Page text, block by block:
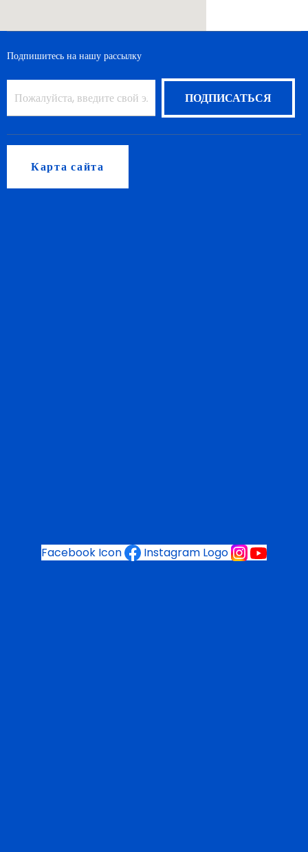
Подпишитесь на нашу рассылку
Карта сайта
Facebook Icon Instagram Logo